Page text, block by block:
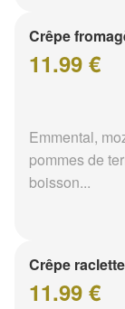
Crêpe
11.99 €
Emmental,
pommes de
boisson...
Crêpe raclette
11.99 €